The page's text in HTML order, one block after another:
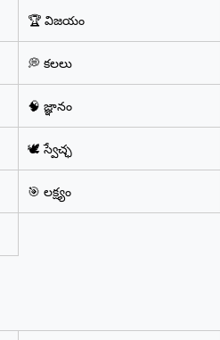
🏆 విజయం
💭 కలలు
🧠 జ్ఞానం
🕊️ స్వేచ్ఛ
🎯 లక్ష్యం